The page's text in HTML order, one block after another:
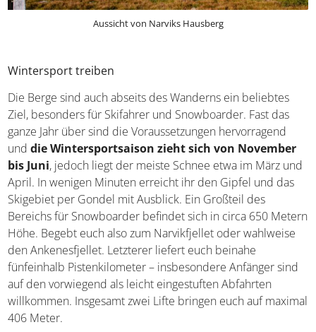
Aussicht von Narviks Hausberg
Wintersport treiben
Die Berge sind auch abseits des Wanderns ein beliebtes
Ziel, besonders für Skifahrer und Snowboarder. Fast das
ganze Jahr über sind die Voraussetzungen hervorragend
unddie Wintersportsaison zieht sich von November
bis Juni, jedoch liegt der meiste Schnee etwa im März
und April. In wenigen Minuten erreicht ihr den Gipfel und
das Skigebiet per Gondel mit Ausblick. Ein Großteil des
Bereichs für Snowboarder befindet sich in circa 650
Metern Höhe. Begebt euch also zum Narvikfjellet oder
wahlweise den Ankenesfjellet. Letzterer liefert euch
beinahe fünfeinhalb Pistenkilometer – insbesondere
Anfänger sind auf den vorwiegend als leicht eingestuften